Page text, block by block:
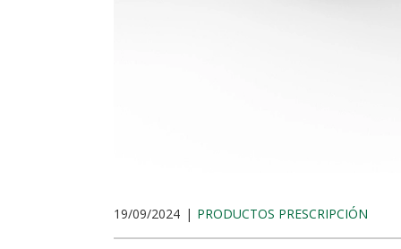
19/09/2024 PRODUCTOS PRESCRIPCIÓN